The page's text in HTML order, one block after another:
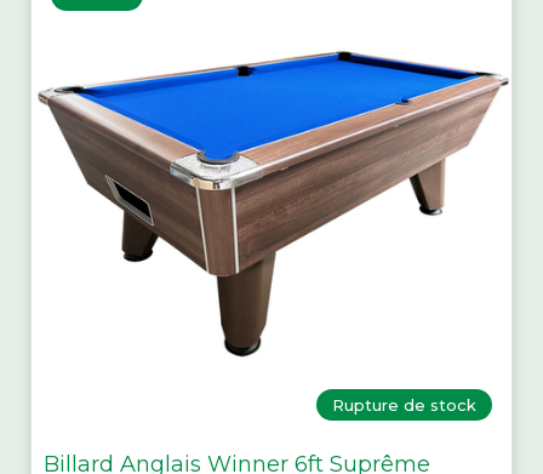
Rupture de stock
Billard Anglais Winner 6ft Suprême